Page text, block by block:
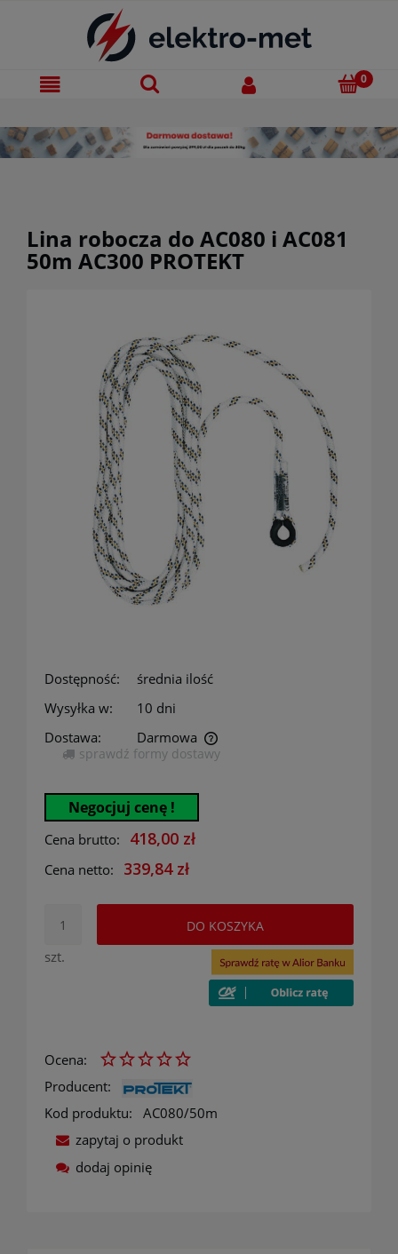
Lina robocza do AC080 i AC081
50m AC300 PROTEKT
Dostępność:
średnia ilość
Wysyłka w:
10 dni
Dostawa:
Darmowa
Cena nie zawiera ewentualnych kosztów płatności
sprawdź formy dostawy
Negocjuj cenę !
Cena brutto: 418,00 zł
Cena netto: 339,84 zł
szt.
DO KOSZYKA
Ocena:
Producent:
Kod produktu:
AC080/50m
zapytaj o produkt
dodaj opinię